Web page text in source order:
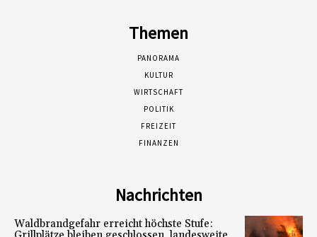
Themen
PANORAMA
KULTUR
WIRTSCHAFT
POLITIK
FREIZEIT
FINANZEN
Nachrichten
Waldbrandgefahr erreicht höchste Stufe: